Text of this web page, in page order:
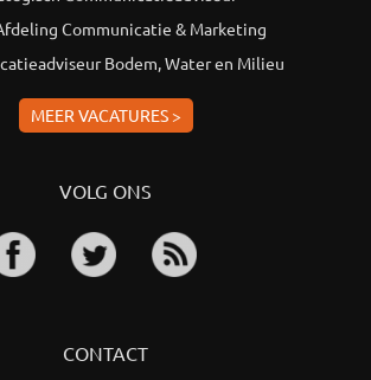
Communicatie & Marketing
Bodem, Water en Milieu
MEER VACATURES >
VOLG ONS
CONTACT